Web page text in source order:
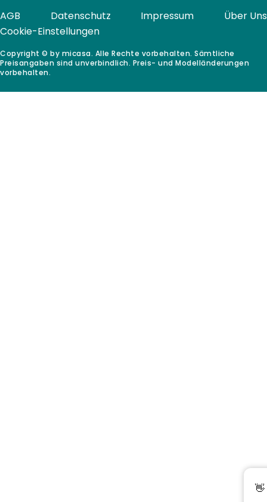
Copyright © by micasa. Alle Rechte vorbehalten. Sämtliche
Preisangaben sind unverbindlich. Preis- und Modelländerungen
vorbehalten.
AGB Datenschutz Impressum
Über Uns
Cookie-Einstellungen